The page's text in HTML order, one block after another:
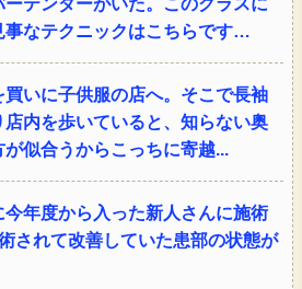
なテクニックはこちらです…
いに子供服の店へ。そこで長袖
内を歩いていると、知らない奥
似合うからこっちに寄越...
年度から入った新人さんに施術
されて改善していた患部の状態が